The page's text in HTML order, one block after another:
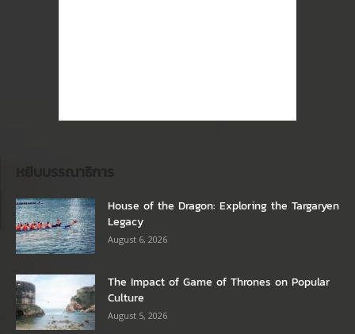
House of the Dragon: Exploring the Targaryen
Legacy
August 6, 2026
The Impact of Game of Thrones on Popular
Culture
August 5, 2026